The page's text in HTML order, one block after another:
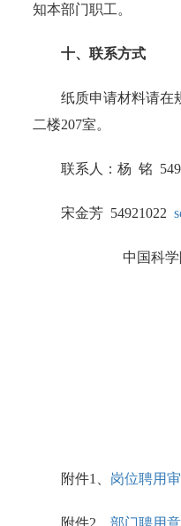
知本部门职工。
十、联系方式
纸质申请材料请在
二楼207室。
联系人：杨 铭
宋金芳 54921022
中国科学
附件1、 岗位聘用
附件2、部门聘用